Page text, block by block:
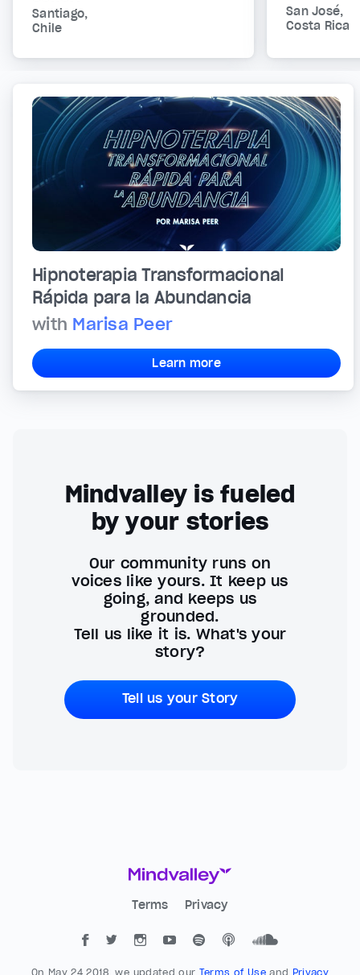
Santiago,
Chile
San José,
Costa Rica
Hipnoterapia Transformacional
Rápida para la Abundancia
with Marisa Peer
Learn more
Mindvalley is fueled
by your stories
Our community runs on
voices like yours. It keep us
going, and keeps us
grounded.
Tell us like it is. What's your
story?
Tell us your Story
Terms Privacy
On May 24 2018, we updated our Terms of Useand Privacy